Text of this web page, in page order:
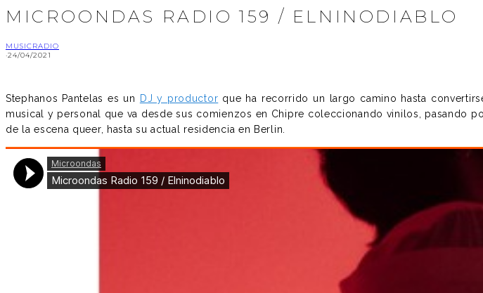
MICROONDAS RADIO 159 / ELNINODIABLO
MUSIC RADIO
·24/04/2021
Stephanos Pantelas es un DJ y productor que ha recorrido un largo camino hasta
musical y personal que va desde sus comienzos en Chipre coleccionando vinilos,
de la escena queer, hasta su actual residencia en Berlin.